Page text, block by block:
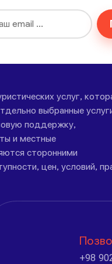
услуг,
выбранные
поддержку,
и местные
сторонними
цен, условий,
+98